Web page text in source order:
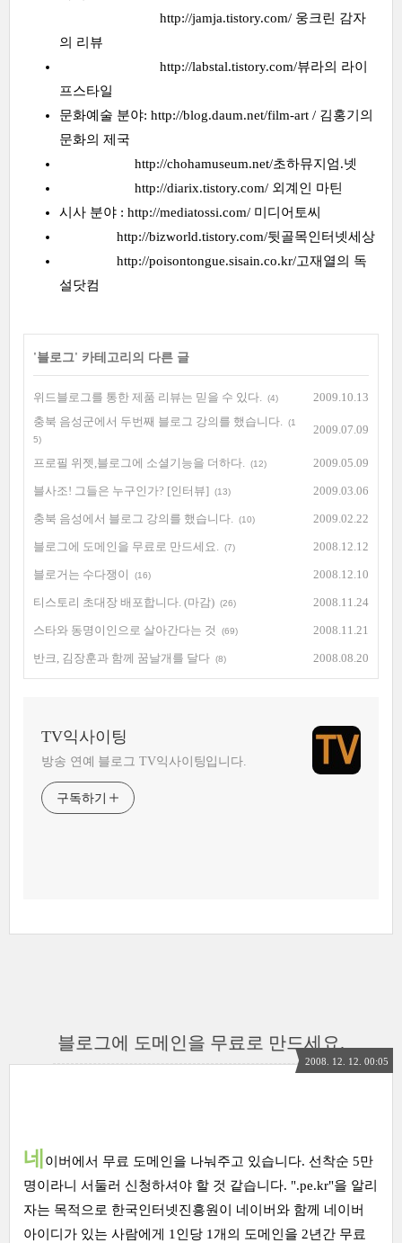
http://jamja.tistory.com/ 웅크린 감자
의 리뷰
http://labstal.tistory.com/뷰라의 라이
프스타일
문화예술 분야: http://blog.daum.net/film-art / 김홍기의
문화의 제국
http://chohamuseum.net/초하뮤지엄.넷
http://diarix.tistory.com/ 외계인 마틴
시사 분야 : http://mediatossi.com/ 미디어토씨
http://bizworld.tistory.com/뒷골목인터넷세상
http://poisontongue.sisain.co.kr/고재열의 독
설닷컴
'블로그' 카테고리의 다른 글
위드블로그를 통한 제품 리뷰는 믿을 수 있다. (4)
2009.10.13
충북 음성군에서 두번째 블로그 강의를 했습니다.
(1
5)
2009.07.09
프로필 위젯,블로그에 소셜기능을 더하다. (12) 2009.05.09
블사조! 그들은 누구인가? [인터뷰] (13) 2009.03.06
충북 음성에서 블로그 강의를 했습니다. (10) 2009.02.22
블로그에 도메인을 무료로 만드세요. (7) 2008.12.12
블로거는 수다쟁이 (16) 2008.12.10
티스토리 초대장 배포합니다. (마감) (26) 2008.11.24
스타와 동명이인으로 살아간다는 것 (69) 2008.11.21
반크, 김장훈과 함께 꿈날개를 달다 (8) 2008.08.20
TV익사이팅
방송 연예 블로그 TV익사이팅입니다.
구독하기
블로그에 도메인을 무료로 만드세요.
2008. 12. 12. 00:05
네
이버에서 무료 도메인을 나눠주고 있습니다. 선착순 5만
명이라니 서둘러 신청하셔야 할 것 같습니다. ".pe.kr"을 알리
자는 목적으로 한국인터넷진흥원이 네이버와 함께 네이버
아이디가 있는 사람에게 1인당 1개의 도메인을 2년간 무료